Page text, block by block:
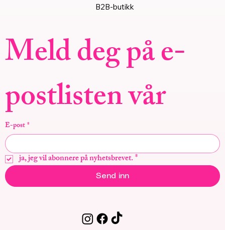
Meld deg på e-
postlisten vår
E-post*
ja, jeg vil abonnere på nyhetsbrevet.*
Send inn
B2B-butikk